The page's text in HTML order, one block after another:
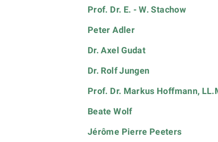
Prof. Dr. E. - W. Stachow
Peter Adler
Dr. Axel Gudat
Dr. Rolf Jungen
Prof. Dr. Markus Hoffmann,
Beate Wolf
Jérôme Pierre Peeters